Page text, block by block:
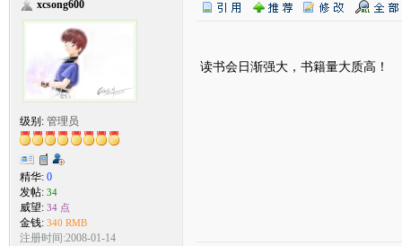
xcsong600
级别: 管理员
精华: 0
发帖: 34
威望: 34 点
金钱: 340 RMB
注册时间:2008-01-14
读书会日渐强大，书籍量大质高！